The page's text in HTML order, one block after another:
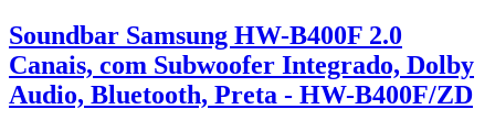
Soundbar Samsung HW-B400F 2.0
Canais, com Subwoofer Integrado, Dolby
Audio, Bluetooth, Preta - HW-B400F/ZD